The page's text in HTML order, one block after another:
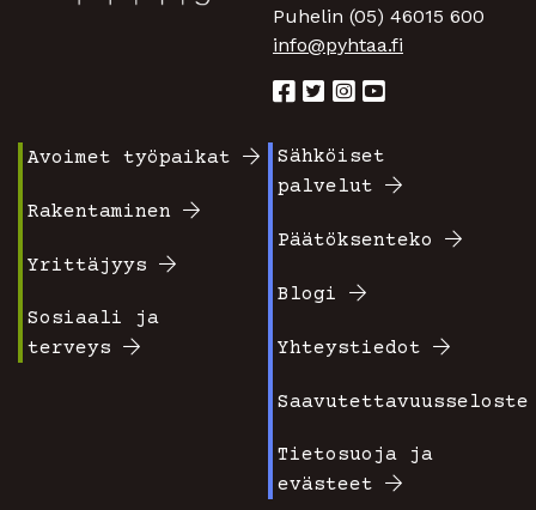
Puhelin (05) 46015 600
info@pyhtaa.fi
valikko
1
Avoimet työpaikat
Rakentaminen
Yrittäjyys
Sosiaali ja
terveys
Footer
2
Sähköiset
palvelut
Päätöksenteko
Blogi
Yhteystiedot
Saavutettavuusseloste
Tietosuoja ja
evästeet